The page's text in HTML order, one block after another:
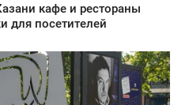
кафе и рестораны
для посетителей